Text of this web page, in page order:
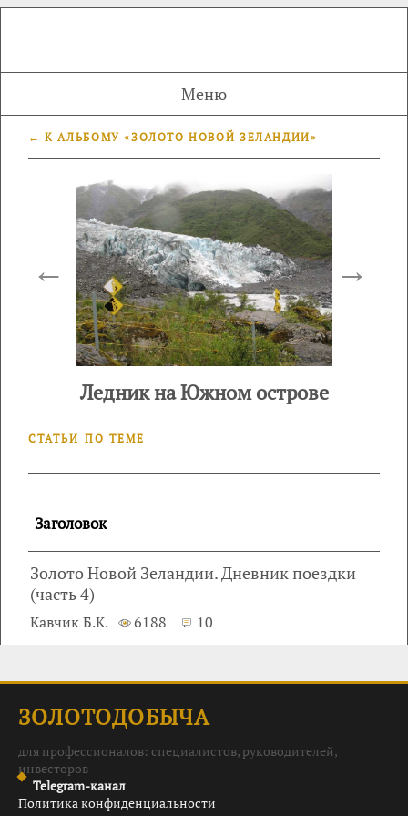
Меню
← К АЛЬБОМУ «ЗОЛОТО НОВОЙ ЗЕЛАНДИИ»
← →
Ледник на Южном острове
СТАТЬИ ПО ТЕМЕ
Заголовок
Золото Новой Зеландии. Дневник поездки
(часть 4)
Кавчик Б.К. 6188 10
ЗОЛОТОДОБЫЧА
для профессионалов: специалистов, руководителей,
инвесторов
Telegram-канал
Политика конфиденциальности